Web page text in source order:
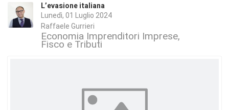
L’evasione italiana
Lunedì, 01 Luglio 2024
Raffaele Gurrieri
Economia Imprenditori Imprese
Fisco e Tributi